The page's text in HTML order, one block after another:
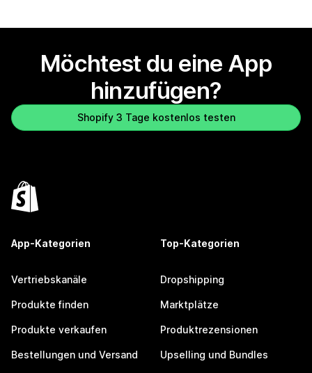
Möchtest du eine App
hinzufügen?
Shopify 3 Tage kostenlos testen
App-Kategorien
Vertriebskanäle
Produkte finden
Produkte verkaufen
Bestellungen und Versand
Top-Kategorien
Dropshipping
Marktplätze
Produktrezensionen
Upselling und Bundles